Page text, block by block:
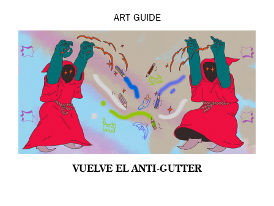
ART GUIDE
VUELVE EL ANTI-GUTTER